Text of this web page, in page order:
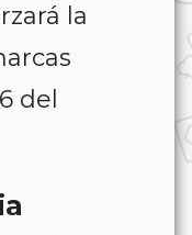
la
del